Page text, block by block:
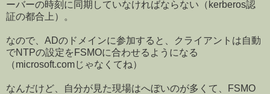
ーバーの時刻に同期していなければならない（kerberos認
証の都合上）。
なので、ADのドメインに参加すると、クライアントは自動
でNTPの設定をFSMOに合わせるようになる
（microsoft.comじゃなくてね）
なんだけど、自分が見た現場はへぼいのが多くて、FSMO